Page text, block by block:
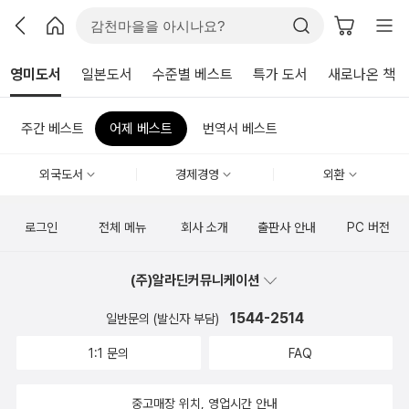
영미도서 일본도서 수준별 베스트 특가 도서 새로나온 책
주간 베스트 어제 베스트 번역서 베스트
외국도서 경제경영 외환
로그인 전체 메뉴 회사 소개 출판사 안내 PC 버전
(주)알라딘커뮤니케이션
일반문의 (발신자 부담) 1544-2514
1:1 문의 FAQ
중고매장 위치, 영업시간 안내